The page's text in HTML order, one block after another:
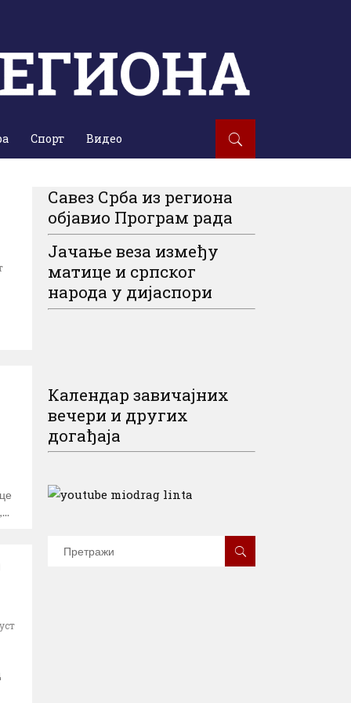
Спорт Видео
Савез Срба из региона
објавио Програм рада
Јачање веза између
матице и српског
народа у дијаспори
Календар завичајних
вечери и других
догађаја